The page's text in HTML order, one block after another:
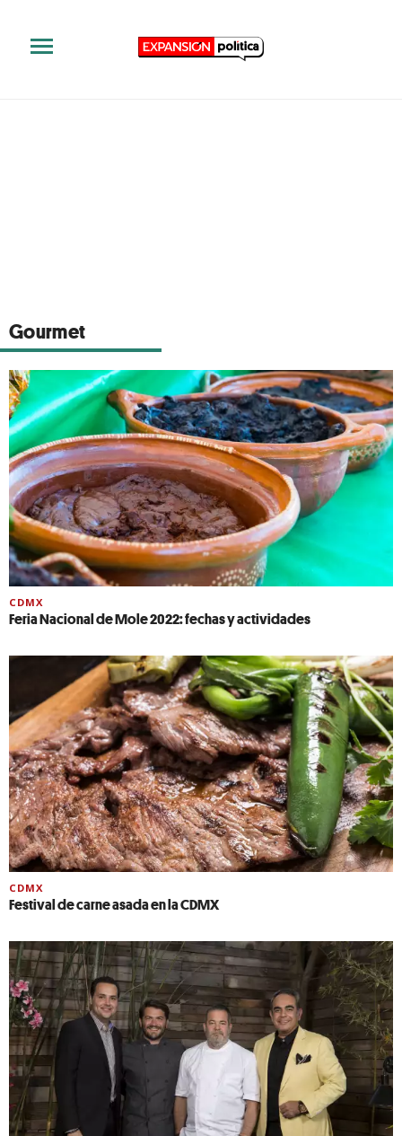
Gourmet
CDMX
Feria Nacional de Mole 2022: fechas y actividades
CDMX
Festival de carne asada en la CDMX